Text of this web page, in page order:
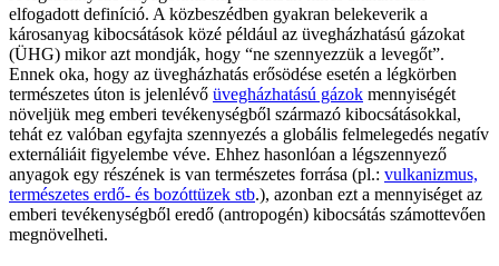
elfogadott definíció. A közbeszédben gyakran belekeverik a
károsanyag kibocsátások közé például az üvegházhatású gázokat
(ÜHG) mikor azt mondják, hogy “ne szennyezzük a levegőt”.
Ennek oka, hogy az üvegházhatás erősödése esetén a légkörben
természetes úton is jelenlévő üvegházhatású gázok mennyiségét
növeljük meg emberi tevékenységből származó kibocsátásokkal,
tehát ez valóban egyfajta szennyezés a globális felmelegedés negatív
externáliáit figyelembe véve. Ehhez hasonlóan a légszennyező
anyagok egy részének is van természetes forrása (pl.: vulkanizmus,
természetes erdő- és bozóttüzek stb.), azonban ezt a mennyiséget az
emberi tevékenységből eredő (antropogén) kibocsátás számottevően
megnövelheti.